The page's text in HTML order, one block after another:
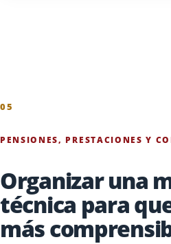
05
PENSIONES, PRESTACIONES Y
Organizar una
técnica para
más